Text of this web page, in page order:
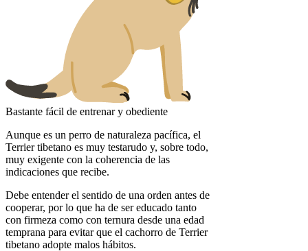
Bastante fácil de entrenar y obediente
Aunque es un perro de naturaleza pacífica, el
Terrier tibetano es muy testarudo y, sobre todo,
muy exigente con la coherencia de las
indicaciones que recibe.
Debe entender el sentido de una orden antes de
cooperar, por lo que ha de ser educado tanto
con firmeza como con ternura desde una edad
temprana para evitar que el cachorro de Terrier
tibetano adopte malos hábitos.